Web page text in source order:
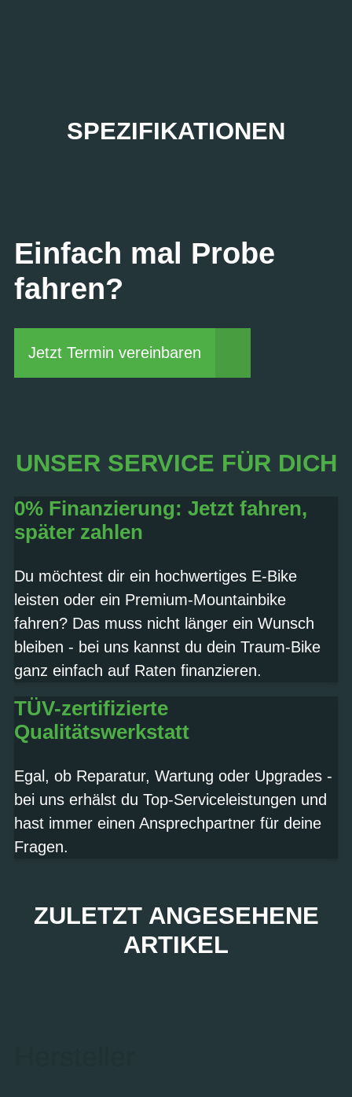
SPEZIFIKATIONEN
Einfach mal Probe
fahren?
Jetzt Termin vereinbaren
UNSER SERVICE FÜR DICH
0% Finanzierung: Jetzt fahren,
später zahlen
Du möchtest dir ein hochwertiges E-Bike
leisten oder ein Premium-Mountainbike
fahren? Das muss nicht länger ein Wunsch
bleiben - bei uns kannst du dein Traum-Bike
ganz einfach auf Raten finanzieren.
TÜV-zertifizierte
Qualitätswerkstatt
Egal, ob Reparatur, Wartung oder Upgrades -
bei uns erhälst du Top-Serviceleistungen und
hast immer einen Ansprechpartner für deine
Fragen.
ZULETZT ANGESEHENE
ARTIKEL